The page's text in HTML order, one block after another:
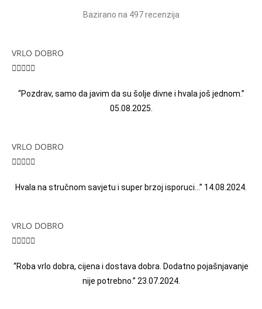
Bazirano na 497 recenzija
VRLO DOBRO

“Pozdrav, samo da javim da su šolje divne i hvala još jednom.”
05.08.2025.
VRLO DOBRO

Hvala na stručnom savjetu i super brzoj isporuci…” 14.08.2024.
VRLO DOBRO

“Roba vrlo dobra, cijena i dostava dobra. Dodatno pojašnjavanje
nije potrebno.” 23.07.2024.